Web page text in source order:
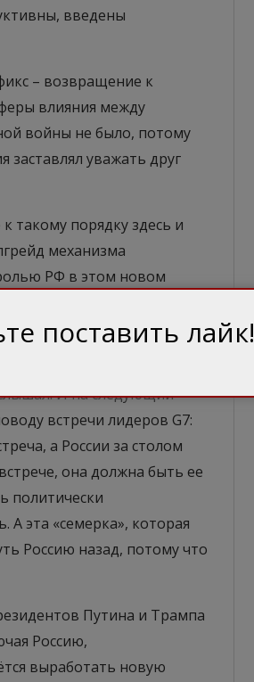
введены
– возвращение к
влияния между
войны не было, потому
уважать друг
такому порядку здесь и
механизма
РФ в этом новом
адекватные сегодняшнему
переговоров и
– призывал Путин.
И на следующий
встречи лидеров G7:
а России за столом
она должна быть ее
политически
эта «семерка», которая
Россию назад, потому что
Путина и Трампа
Россию,
выработать новую
поставить лайк!